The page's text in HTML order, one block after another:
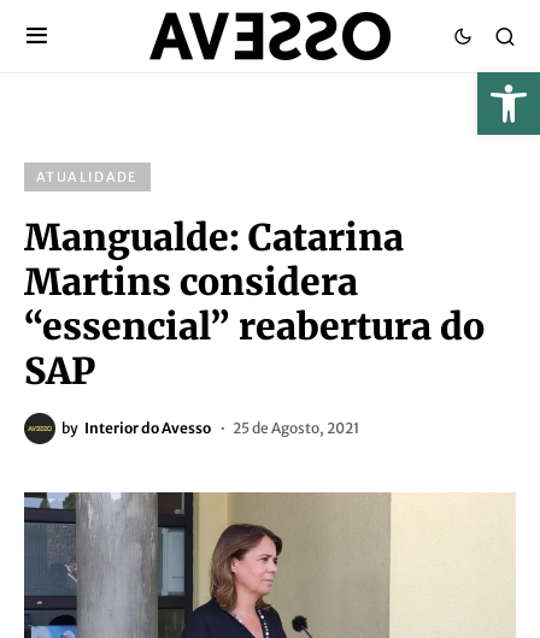
ATUALIDADE
Mangualde: Catarina
Martins considera
“essencial” reabertura do
SAP
by Interior do Avesso 25 de Agosto, 2021